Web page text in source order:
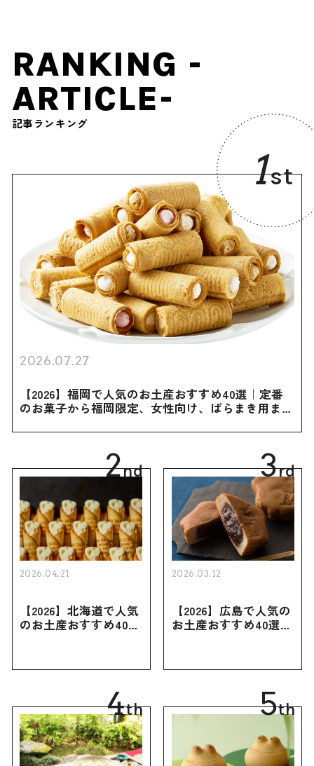
RANKING -
ARTICLE-
記事ランキング
1st
2026.07.27
【2026】福岡で人気のお土産おすすめ40選｜定番
のお菓子から福岡限定、女性向け、ばらまき用まで
2nd
2026.04.21
【2026】北海道で人気
のお土産おすすめ40選
買えない限定品、女性
3rd
2026.03.12
【2026】広島で人気の
お土産おすすめ40選｜
き用、女性向けまで幅
4th 5th